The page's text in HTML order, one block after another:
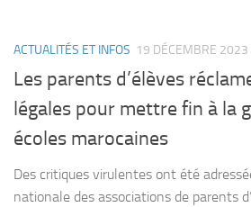
ACTUALITÉS ET INFOS 19 DÉCEMBRE 2023
Les parents d’élèves
légales pour mettre fin à la
écoles marocaines
Des critiques virulentes ont été
nationale des associations de parents